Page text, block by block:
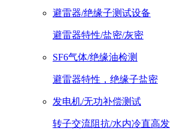
避雷器/绝缘子测试设备
避雷器特性/盐密/灰密
SF6气体/绝缘油检测
避雷器特性，绝缘子盐密
发电机/无功补偿测试
转子交流阻抗/水内冷直高发